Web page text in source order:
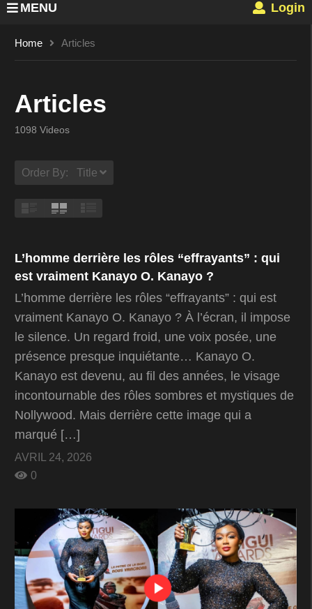
MENU Login
Home Articles
Articles
1098 Videos
Order By: Title
L’homme derrière les rôles “effrayants” : qui
est vraiment Kanayo O. Kanayo ?
L’homme derrière les rôles “effrayants” : qui est
vraiment Kanayo O. Kanayo ? À l’écran, il impose
le silence. Un regard froid, une voix posée, une
présence presque inquiétante… Kanayo O.
Kanayo est devenu, au fil des années, le visage
incontournable des rôles sombres et mystiques de
Nollywood. Mais derrière cette image qui a
marqué […]
AVRIL 24, 2026
0